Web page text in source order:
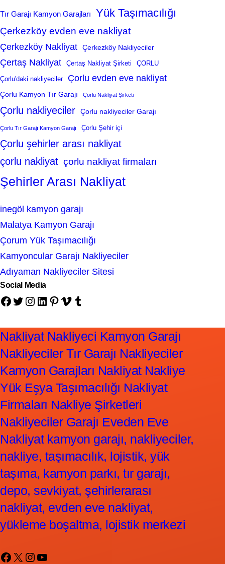
Tır Garajı Kamyon Garajları Yük Taşımacılığı
Çerkezköy evden eve nakliyat
Çerkezköy Nakliyat Çerkezköy Nakliyeciler
Çertaş Nakliyat Çertaş Nakliyat Şirketi ÇORLU
Çorlu'daki nakliyeciler Çorlu evden eve nakliyat
Çorlu Kamyon Tır Garajı Çorlu Nakliyat Şirketi
Çorlu nakliyeciler Çorlu nakliyeciler Garajı
Çorlu Tır Garajı Kamyon Garajı Çorlu Şehir içi
Çorlu şehirler arası nakliyat
çorlu nakliyat çorlu nakliyat firmaları
Şehirler Arası Nakliyat
inegöl kamyon garajı
Malatya Kamyon Garajı
Çorum Yük Taşımacılığı
Kamyoncular Garajı Nakliyeciler
Adıyaman Nakliyeciler Sitesi
Social Media
Facebook Twitter Instagram LinkedIn Pinterest Vimeo Tumblr
Nakliyat Nakliyeci Kamyon Garajı
Nakliyeciler Tır Garajı Nakliyeciler
Kamyon Garajları Nakliyat Nakliye
Yük Eşya Taşımacılığı Nakliyat
Firmaları Nakliye Şirketleri
Nakliyeciler Garajı Eveden Eve
Nakliyat kamyon garajı, nakliyeciler,
nakliye, taşımacılık, lojistik, yük
taşıma, kamyon parkı, tır garajı,
depo, sevkiyat, şehirlerarası
nakliyat, evden eve nakliyat,
yükleme boşaltma, lojistik merkezi
Facebook X Instagram YouTube